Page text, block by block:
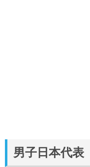
男子日本代表